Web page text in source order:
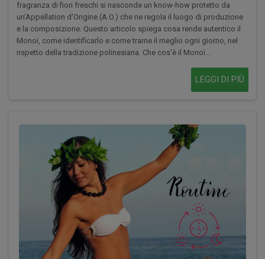
fragranza di fiori freschi si nasconde un know-how protetto da
un'Appellation d'Origine (A.O.) che ne regola il luogo di produzione
e la composizione. Questo articolo spiega cosa rende autentico il
Monoï, come identificarlo e come trarne il meglio ogni giorno, nel
rispetto della tradizione polinesiana. Che cos'è il Monoï...
LEGGI DI PIÙ